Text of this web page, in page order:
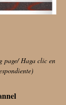
page/ Haga clic en